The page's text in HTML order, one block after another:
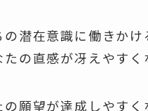
潜在意識に働きかけ
の直感が冴えやすく
願望が達成しやすく